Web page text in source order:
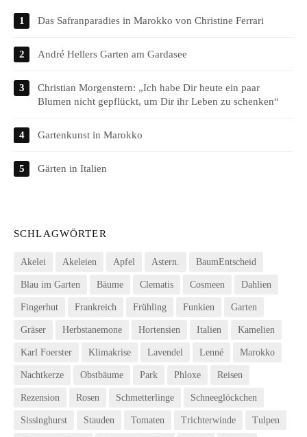
Das Safranparadies in Marokko von Christine Ferrari
André Hellers Garten am Gardasee
Christian Morgenstern: „Ich habe Dir heute ein paar
Blumen nicht gepflückt, um Dir ihr Leben zu schenken“
Gartenkunst in Marokko
Gärten in Italien
SCHLAGWÖRTER
Akelei Akeleien Apfel Astern. BaumEntscheid
Blau im Garten Bäume Clematis Cosmeen Dahlien
Fingerhut Frankreich Frühling Funkien Garten
Gräser Herbstanemone Hortensien Italien Kamelien
Karl Foerster Klimakrise Lavendel Lenné Marokko
Nachtkerze Obstbäume Park Phloxe Reisen
Rezension Rosen Schmetterlinge Schneeglöckchen
Sissinghurst Stauden Tomaten Trichterwinde Tulpen